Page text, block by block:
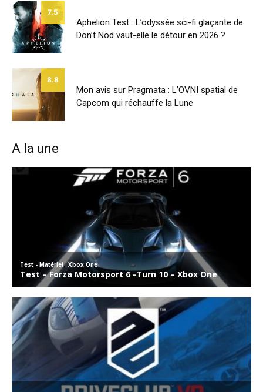
7.5
Aphelion Test : L’odyssée sci-fi glaçante de
Don’t Nod vaut-elle le détour en 2026 ?
8.8
Mon avis sur Pragmata : L’OVNI spatial de
Capcom qui réchauffe la Lune
A la une